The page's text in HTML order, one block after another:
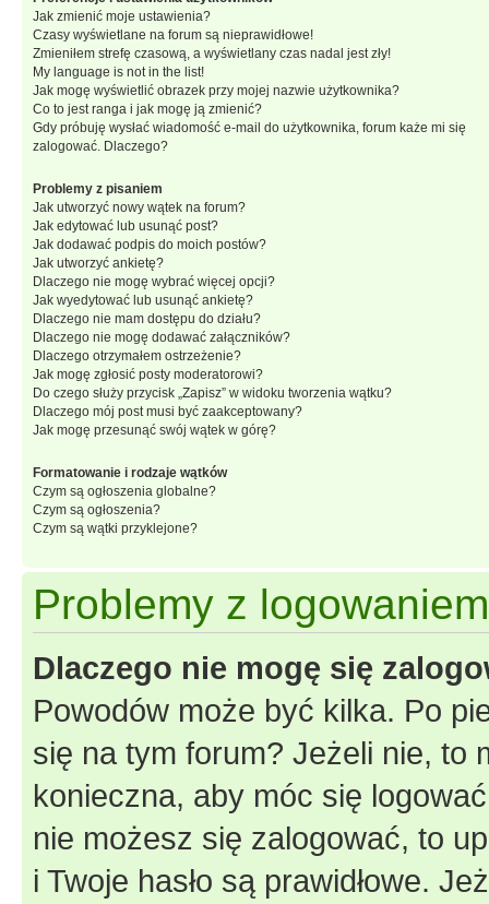
Jak zmienić moje ustawienia?
Czasy wyświetlane na forum są nieprawidłowe!
Zmieniłem strefę czasową, a wyświetlany czas nadal jest zły!
My language is not in the list!
Jak mogę wyświetlić obrazek przy mojej nazwie użytkownika?
Co to jest ranga i jak mogę ją zmienić?
Gdy próbuję wysłać wiadomość e-mail do użytkownika, forum każe mi się
zalogować. Dlaczego?
Problemy z pisaniem
Jak utworzyć nowy wątek na forum?
Jak edytować lub usunąć post?
Jak dodawać podpis do moich postów?
Jak utworzyć ankietę?
Dlaczego nie mogę wybrać więcej opcji?
Jak wyedytować lub usunąć ankietę?
Dlaczego nie mam dostępu do działu?
Dlaczego nie mogę dodawać załączników?
Dlaczego otrzymałem ostrzeżenie?
Jak mogę zgłosić posty moderatorowi?
Do czego służy przycisk „Zapisz” w widoku tworzenia wątku?
Dlaczego mój post musi być zaakceptowany?
Jak mogę przesunąć swój wątek w górę?
Formatowanie i rodzaje wątków
Czym są ogłoszenia globalne?
Czym są ogłoszenia?
Czym są wątki przyklejone?
Problemy z
Dlaczego nie mogę się
Powodów może być kilka. Po
się na tym forum? Jeżeli nie, to
konieczna, aby móc się
nie możesz się zalogować, to
i Twoje hasło są prawidłowe.